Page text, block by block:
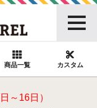
商品一覧 カスタム
～16日）